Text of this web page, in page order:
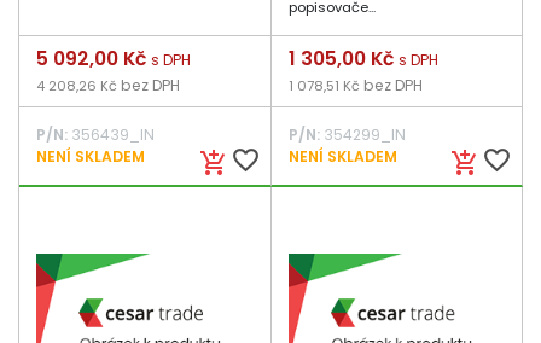
add_shopping_cart favorite_border
Cena
5 092,00 Kč s DPH
4 208,26 Kč bez DPH
P/N: 356439_IN
NENÍ SKLADEM
popisovače...
add_shopping_cart favorite_border
Cena
1 305,00 Kč s DPH
1 078,51 Kč bez DPH
P/N:354299_IN
NENÍ SKLADEM